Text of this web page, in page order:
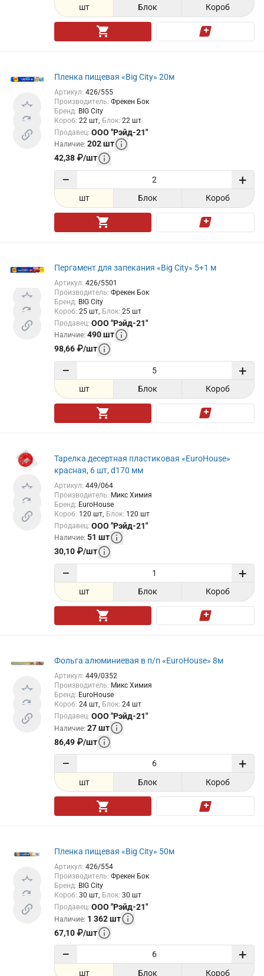
шт Блок Короб
Пленка пищевая «Big City» 20м
Артикул: 426/555
Производитель: Фрекен Бок
Бренд: BIG City
Короб: 22 шт Блок: 22 шт
Продавец: ООО "Рэйд-21"
Наличие: 202шт
42,38 ₽/шт
− +
шт Блок Короб
Пергамент для запекания «Big City» 5+1 м
Артикул: 426/5501
Производитель: Фрекен Бок
Бренд: BIG City
Короб: 25 шт Блок: 25 шт
Продавец: ООО "Рэйд-21"
Наличие: 490шт
98,66 ₽/шт
− +
шт Блок Короб
Тарелка десертная пластиковая «EuroHouse»
красная, 6 шт, d170 мм
Артикул: 449/064
Производитель: Микс Химия
Бренд: EuroHouse
Короб: 120 шт Блок: 120 шт
Продавец: ООО "Рэйд-21"
Наличие: 51 шт
30,10 ₽/шт
− +
шт Блок Короб
Фольга алюминиевая в п/п «EuroHouse» 8м
Артикул: 449/0352
Производитель: Микс Химия
Бренд: EuroHouse
Короб: 24 шт Блок: 24 шт
Продавец: ООО "Рэйд-21"
Наличие: 27шт
86,49 ₽/шт
− +
шт Блок Короб
Пленка пищевая «Big City» 50м
Артикул: 426/554
Производитель: Фрекен Бок
Бренд: BIG City
Короб: 30 шт Блок: 30 шт
Продавец: ООО "Рэйд-21"
Наличие: 1 362шт
67,10 ₽/шт
− +
шт Блок Короб